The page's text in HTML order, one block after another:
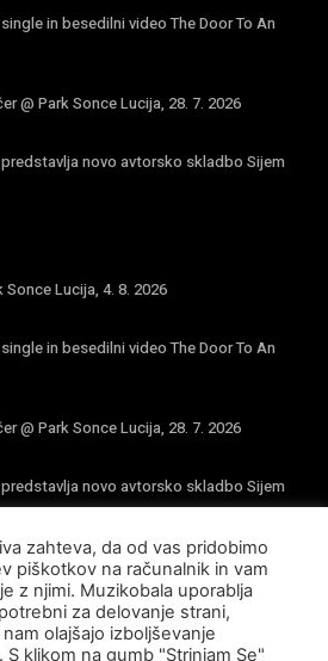
in besedilni video The Door To An
@ Park Sonce Lucija, 28. 7. 2026
novo avtorsko skladbo Sijem
Sonce Lucija, 4. 8. 2026
in besedilni video The Door To An
@ Park Sonce Lucija, 28. 7. 2026
novo avtorsko skladbo Sijem
zahteva, da od vas pridobimo
piškotkov na računalnik in vam
z njimi. Muzikobala uporablja
za delovanje strani,
olajšajo izboljševanje
klikom na gumb "Strinjam Se"